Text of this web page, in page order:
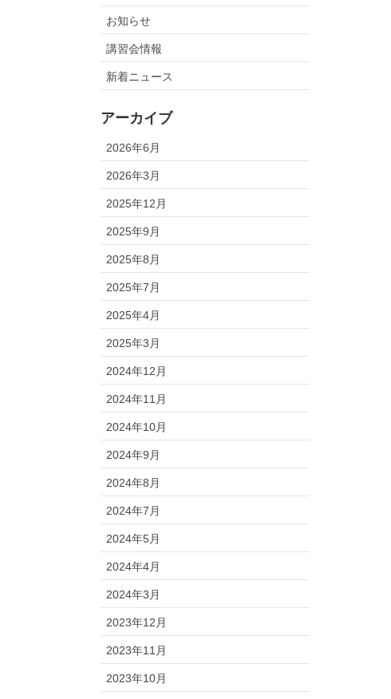
お知らせ
講習会情報
新着ニュース
アーカイブ
2026年6月
2026年3月
2025年12月
2025年9月
2025年8月
2025年7月
2025年4月
2025年3月
2024年12月
2024年11月
2024年10月
2024年9月
2024年8月
2024年7月
2024年5月
2024年4月
2024年3月
2023年12月
2023年11月
2023年10月